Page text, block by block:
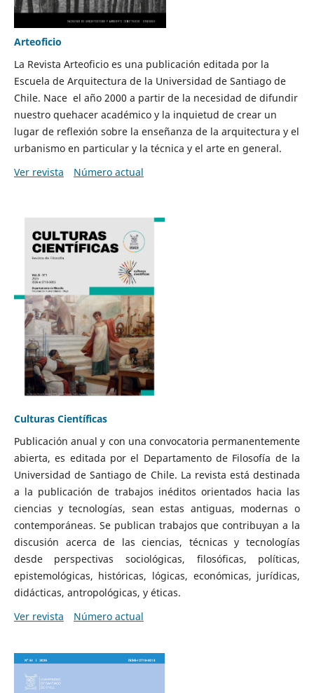
Arteoficio
La Revista Arteoficio es una publicación editada por la
Escuela de Arquitectura de la Universidad de Santiago de
Chile. Nace el año 2000 a partir de la necesidad de difundir
nuestro quehacer académico y la inquietud de crear un
lugar de reflexión sobre la enseñanza de la arquitectura y el
urbanismo en particular y la técnica y el arte en general.
Ver revista
Número actual
Culturas Científicas
Publicación anual y con una convocatoria permanentemente
abierta, es editada por el Departamento de Filosofía de la
Universidad de Santiago de Chile. La revista está destinada
a la publicación de trabajos inéditos orientados hacia las
ciencias y tecnologías, sean estas antiguas, modernas o
contemporáneas. Se publican trabajos que contribuyan a la
discusión acerca de las ciencias, técnicas y tecnologías
desde perspectivas sociológicas, filosóficas, políticas,
epistemológicas, históricas, lógicas, económicas, jurídicas,
didácticas, antropológicas, y éticas.
Ver revista
Número actual